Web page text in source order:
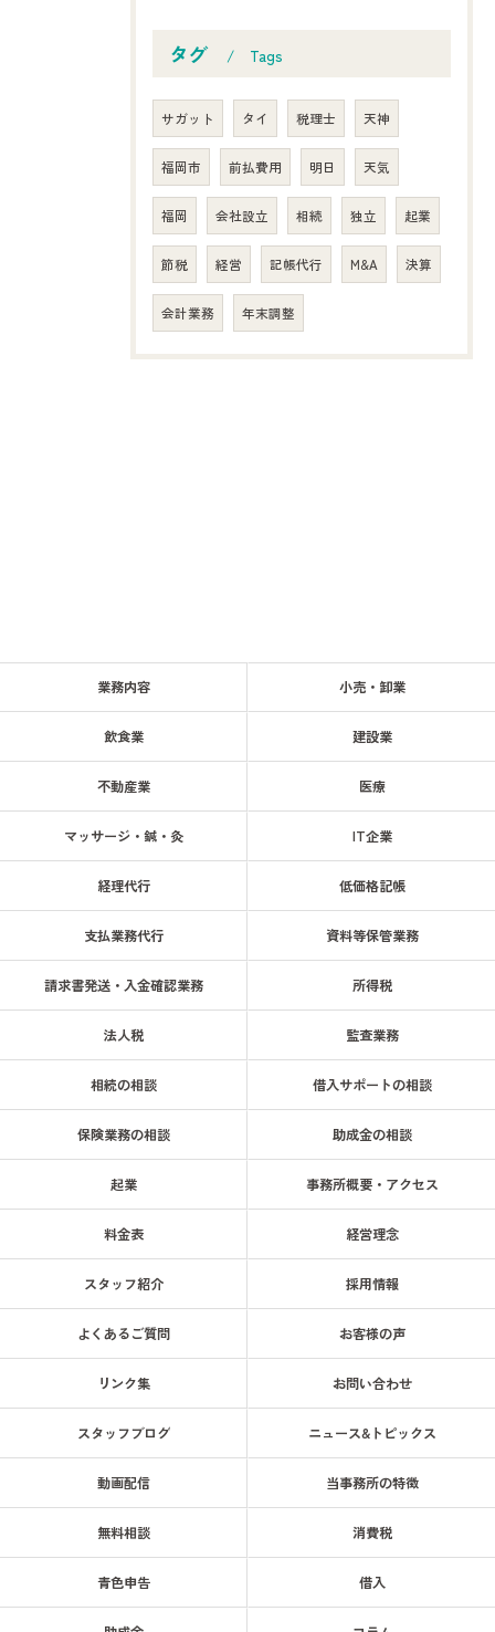
タグ Tags
サガット タイ 税理士 天神
福岡市 前払費用 明日 天気
福岡 会社設立 相続 独立 起業
節税 経営 記帳代行 M&A 決算
会計業務 年末調整
業務内容 小売・卸業
飲食業 建設業
不動産業 医療
マッサージ・鍼・灸 IT企業
経理代行 低価格記帳
支払業務代行 資料等保管業務
請求書発送・入金確認業務 所得税
法人税 監査業務
相続の相談 借入サポートの相談
保険業務の相談 助成金の相談
起業 事務所概要・アクセス
料金表 経営理念
スタッフ紹介 採用情報
よくあるご質問 お客様の声
リンク集 お問い合わせ
スタッフブログ ニュース&トピックス
動画配信 当事務所の特徴
無料相談 消費税
青色申告 借入